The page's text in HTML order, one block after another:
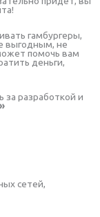
гамбургеры,
выгодным, не
помочь вам
деньги,
за разработкой и
сетей,